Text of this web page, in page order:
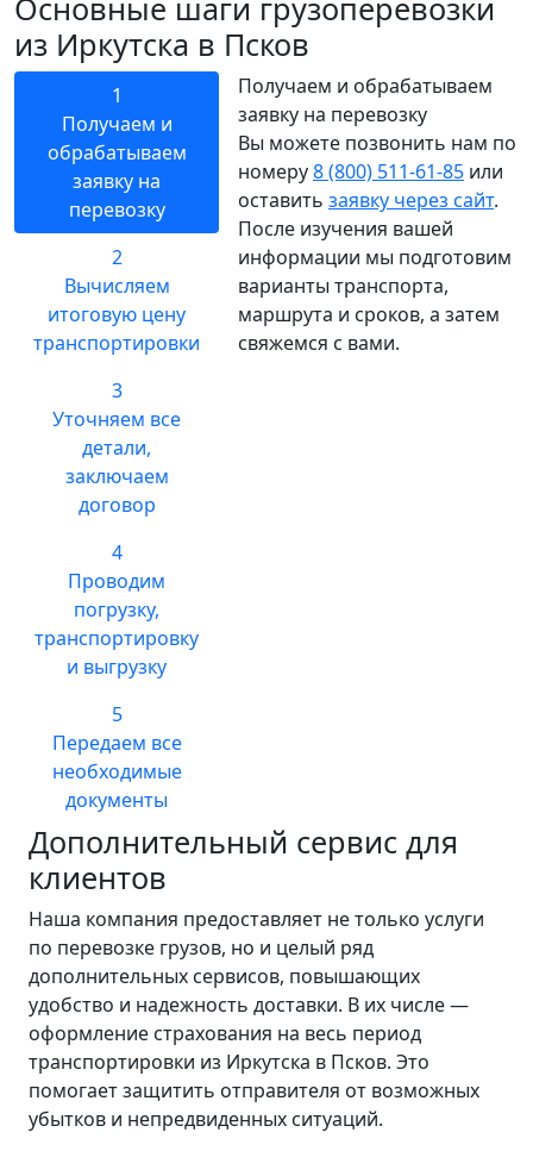
из Иркутска в Псков
1
Получаем и
обрабатываем
заявку на
перевозку
2
Вычисляем
итоговую цену
транспортировки
3
Уточняем все
детали,
заключаем
договор
4
Проводим
погрузку,
транспортировку
и выгрузку
5
Передаем все
необходимые
документы
Получаем и обрабатываем
заявку на перевозку
Вы можете позвонить нам по
номеру8 (800) 511-61-85 или
оставить заявку через сайт.
После изучения вашей
информации мы подготовим
варианты транспорта,
маршрута и сроков, а затем
свяжемся с вами.
Дополнительный сервис для
клиентов
Наша компания предоставляет не только услуги
по перевозке грузов, но и целый ряд
дополнительных сервисов, повышающих
удобство и надежность доставки. В их числе —
оформление страхования на весь период
транспортировки из Иркутска в Псков. Это
помогает защитить отправителя от возможных
убытков и непредвиденных ситуаций.